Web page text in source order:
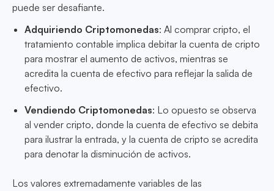
puede ser desafiante.
Adquiriendo Criptomonedas: Al comprar cripto, el
tratamiento contable implica debitar la cuenta de cripto
para mostrar el aumento de activos, mientras se
acredita la cuenta de efectivo para reflejar la salida de
efectivo.
Vendiendo Criptomonedas: Lo opuesto se observa
al vender cripto, donde la cuenta de efectivo se debita
para ilustrar la entrada, y la cuenta de cripto se acredita
para denotar la disminución de activos.
Los valores extremadamente variables de las